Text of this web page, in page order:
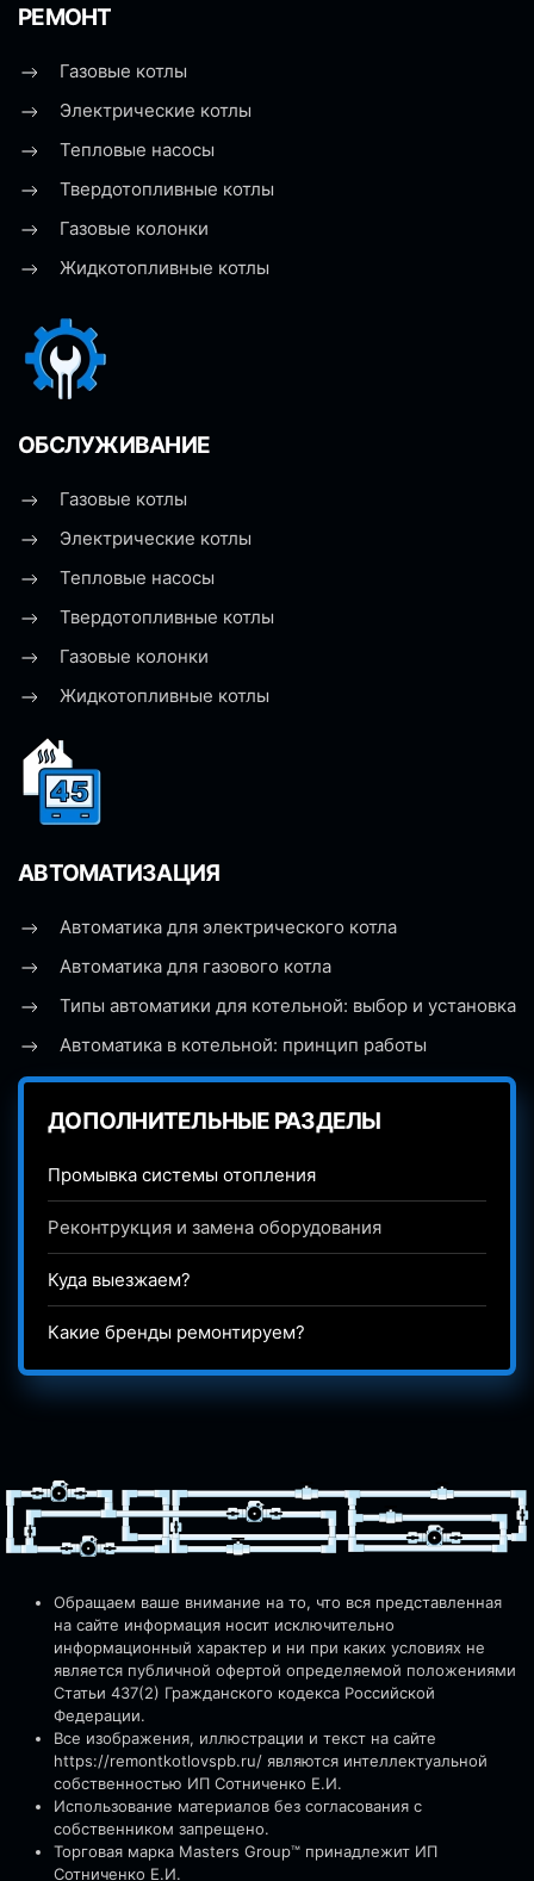
РЕМОНТ
Газовые котлы
Электрические котлы
Тепловые насосы
Твердотопливные котлы
Газовые колонки
Жидкотопливные котлы
ОБСЛУЖИВАНИЕ
Газовые котлы
Электрические котлы
Тепловые насосы
Твердотопливные котлы
Газовые колонки
Жидкотопливные котлы
АВТОМАТИЗАЦИЯ
Автоматика для электрического котла
Автоматика для газового котла
Типы автоматики для котельной: выбор и установка
Автоматика в котельной: принцип работы
ДОПОЛНИТЕЛЬНЫЕ РАЗДЕЛЫ
Промывка системы отопления
Реконтрукция и замена оборудования
Куда выезжаем?
Какие бренды ремонтируем?
Обращаем ваше внимание на то, что вся представленная
на сайте информация носит исключительно
информационный характер и ни при каких условиях не
является публичной офертой определяемой положениями
Статьи 437(2) Гражданского кодекса Российской
Федерации.
Все изображения, иллюстрации и текст на сайте
https://remontkotlovspb.ru/ являются интеллектуальной
собственностью ИП Сотниченко Е.И.
Использование материалов без согласования с
собственником запрещено.
Торговая марка Masters Group™ принадлежит ИП
Сотниченко Е.И.